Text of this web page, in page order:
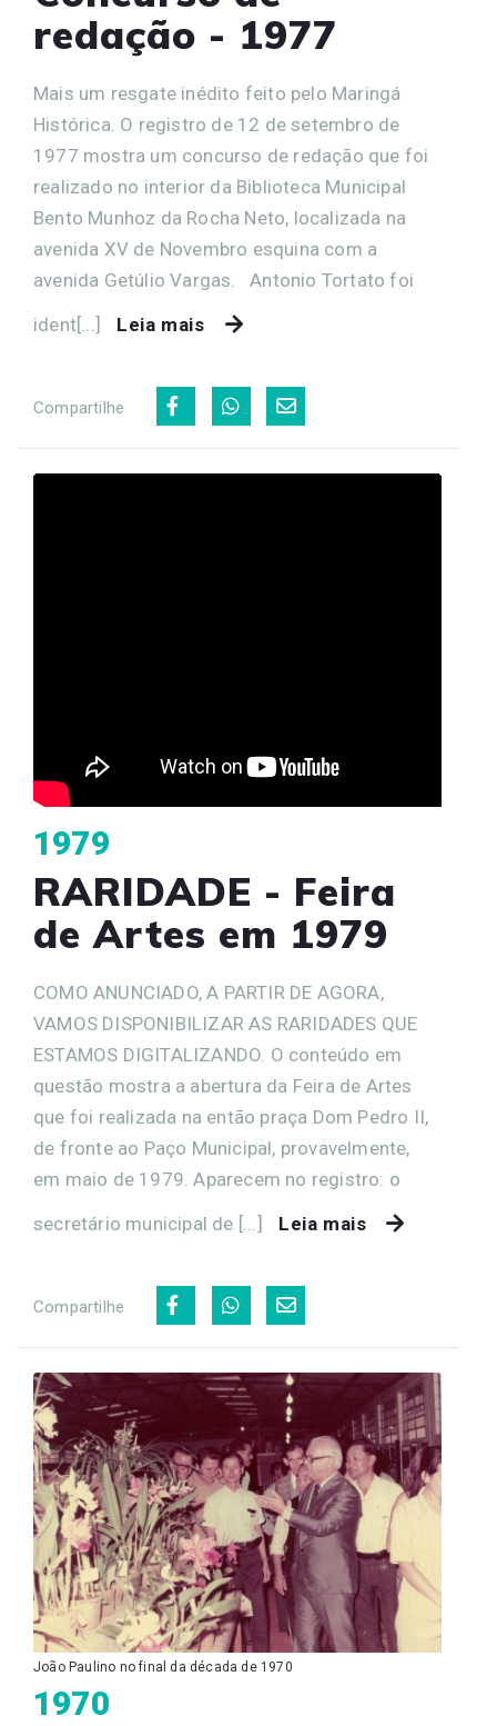
redação - 1977
Mais um resgate inédito feito pelo Maringá
Histórica. O registro de 12 de setembro de
1977 mostra um concurso de redação que foi
realizado no interior da Biblioteca Municipal
Bento Munhoz da Rocha Neto, localizada na
avenida XV de Novembro esquina com a
avenida Getúlio Vargas. Antonio Tortato foi
ident[...]
Leia mais
Compartilhe
1979
RARIDADE - Feira
de Artes em 1979
COMO ANUNCIADO, A PARTIR DE AGORA,
VAMOS DISPONIBILIZAR AS RARIDADES QUE
ESTAMOS DIGITALIZANDO. O conteúdo em
questão mostra a abertura da Feira de Artes
que foi realizada na então praça Dom Pedro II,
de fronte ao Paço Municipal, provavelmente,
em maio de 1979. Aparecem no registro: o
secretário municipal de [...]
Leia mais
Compartilhe
João Paulino no final da década de 1970
1970